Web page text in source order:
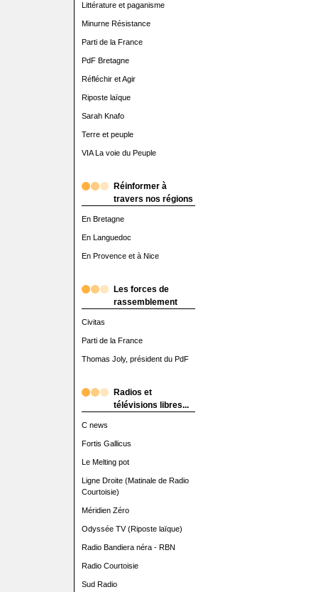
Littérature et paganisme
Minurne Résistance
Parti de la France
PdF Bretagne
Réfléchir et Agir
Riposte laïque
Sarah Knafo
Terre et peuple
VIA La voie du Peuple
Réinformer à
travers nos régions
En Bretagne
En Languedoc
En Provence et à Nice
Les forces de
rassemblement
Civitas
Parti de la France
Thomas Joly, président du PdF
Radios et
télévisions libres...
C news
Fortis Gallicus
Le Melting pot
Ligne Droite (Matinale de Radio
Courtoisie)
Méridien Zéro
Odyssée TV (Riposte laïque)
Radio Bandiera néra - RBN
Radio Courtoisie
Sud Radio